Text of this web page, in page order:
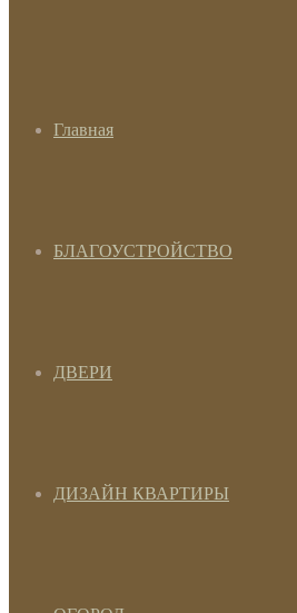
Главная
БЛАГОУСТРОЙСТВО
ДВЕРИ
ДИЗАЙН КВАРТИРЫ